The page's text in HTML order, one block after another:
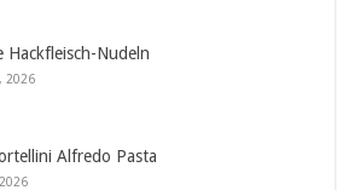
Hackfleisch-Nudeln
2026
Alfredo Pasta